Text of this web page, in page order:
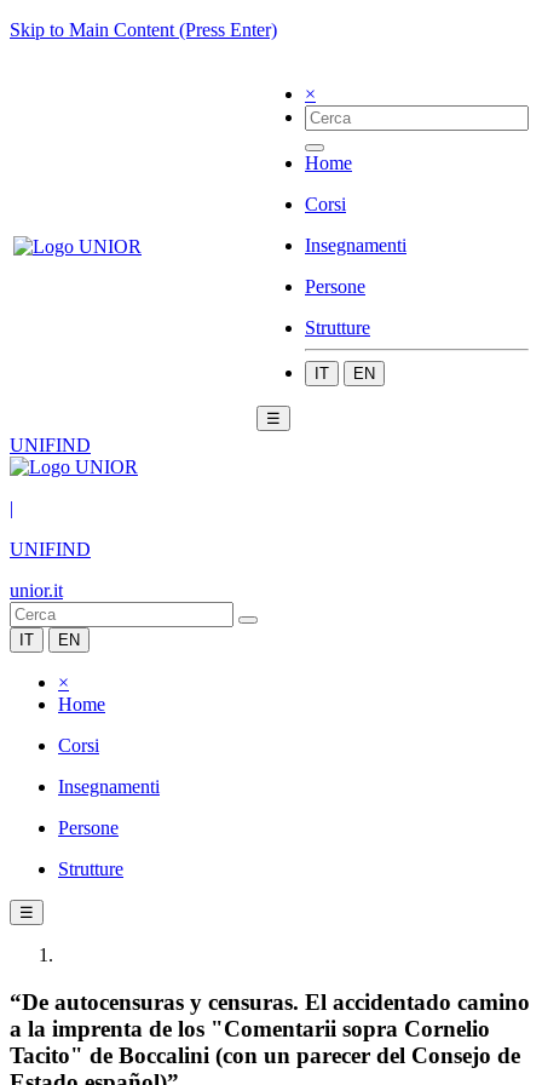
Skip to Main Content (Press Enter)
×
Home
Corsi
Insegnamenti
Persone
Strutture
IT EN
☰
UNIFIND
|
UNIFIND
unior.it
IT EN
×
Home
Corsi
Insegnamenti
Persone
Strutture
☰
“De autocensuras y censuras. El accidentado camino
a la imprenta de los "Comentarii sopra Cornelio
Tacito" de Boccalini (con un parecer del Consejo de